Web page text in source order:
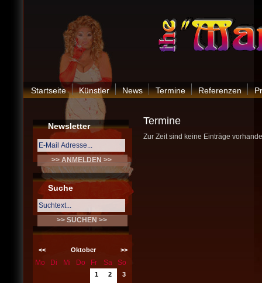
Startseite Künstler News Termine Referenzen
Newsletter
Suche
<< Oktober >>
Mo Di Mi Do Fr Sa So
1 2
3
Termine
Zur Zeit sind keine Einträge